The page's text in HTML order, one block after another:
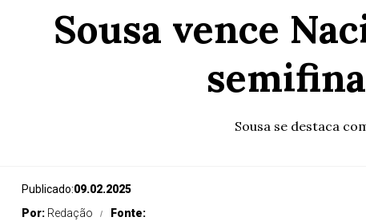
Sousa vence
Sousa se destaca
Publicado:09.02.2025
Por: Redação Fonte: